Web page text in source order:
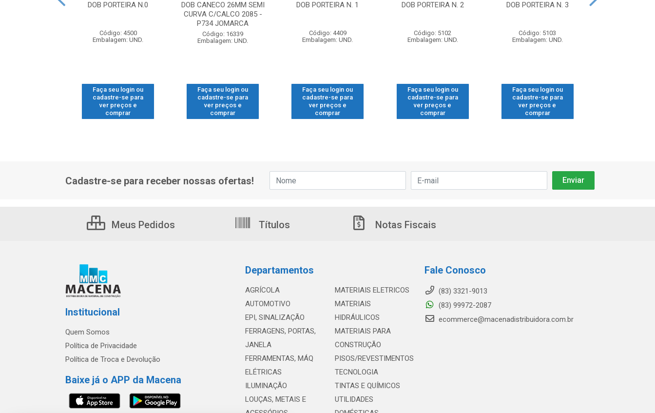
DOB PORTEIRA N.0
Código: 4500
Embalagem: UND.
Faça seu login ou
cadastre-se para
ver preços e
comprar
DOB CANECO 26MM SEMI
CURVA C/CALCO 2085 -
P734 JOMARCA
Código: 16339
Embalagem: UND.
Faça seu login ou
cadastre-se para
ver preços e
comprar
DOB PORTEIRA N. 1
Código: 4409
Embalagem: UND.
Faça seu login ou
cadastre-se para
ver preços e
comprar
DOB PORTEIRA N. 2
Código: 5102
Embalagem: UND.
Faça seu login ou
cadastre-se para
ver preços e
comprar
DOB PORTEIRA N. 3
Código: 5103
Embalagem: UND.
Faça seu login ou
cadastre-se para
ver preços e
comprar
Cadastre-se para receber nossas ofertas!
Meus Pedidos Títulos Notas Fiscais
Institucional
Quem Somos
Política de Privacidade
Política de Troca e Devolução
Baixe já o APP da Macena
Departamentos
AGRÍCOLA
AUTOMOTIVO
EPI, SINALIZAÇÃO
FERRAGENS, PORTAS,
JANELA
FERRAMENTAS, MÁQ
ELÉTRICAS
ILUMINAÇÃO
LOUÇAS, METAIS E
MATERIAIS ELETRICOS
MATERIAIS
HIDRÁULICOS
MATERIAIS PARA
CONSTRUÇÃO
PISOS/REVESTIMENTOS
TECNOLOGIA
TINTAS E QUÍMICOS
UTILIDADES
Fale Conosco
(83) 3321-9013
(83) 99972-2087
ecommerce@macenadistribuidora.com.br